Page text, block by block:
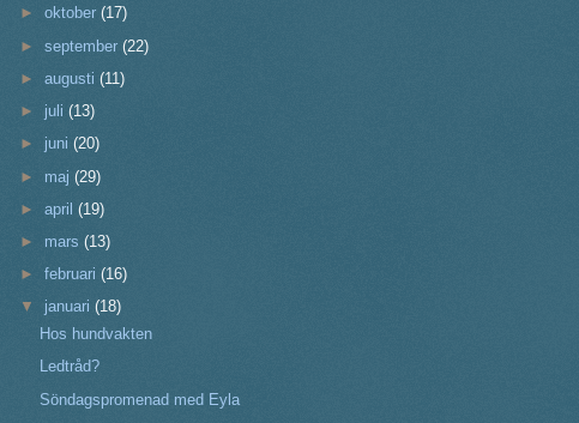
►oktober(17)
►september(22)
►augusti(11)
► juli(13)
► juni(20)
► maj(29)
►april(19)
► mars(13)
►februari(16)
▼ januari(18)
Hos hundvakten
Ledtråd?
Söndagspromenad med Eyla